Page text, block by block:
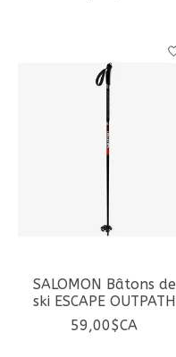
SALOMON Bâtons de
ski ESCAPE OUTPATH
59,00$CA